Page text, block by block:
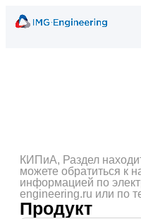
КИПиА, Раздел
можете обратиться к
информацией по
engineering.ru или по
Продукт